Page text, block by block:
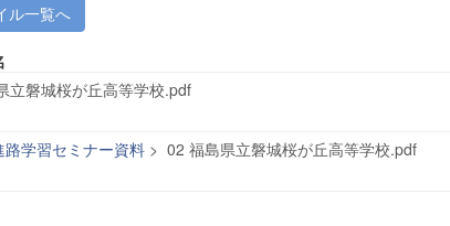
ル一覧へ
立磐城桜が丘高等学校.pdf
路学習セミナー資料> 02 福島県立磐城桜が丘高等学校.pdf